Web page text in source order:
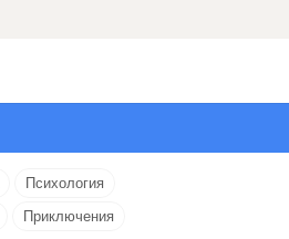
Психология
Приключения